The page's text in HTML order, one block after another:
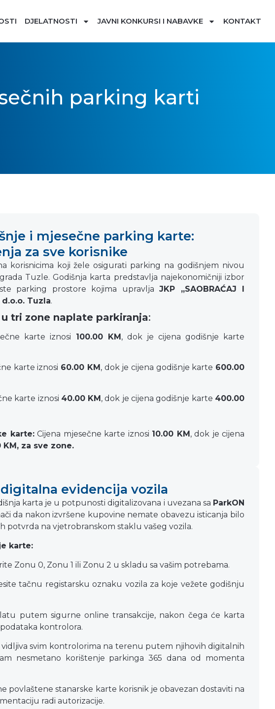
DJELATNOSTI JAVNI KONKURSI I NABAVKE KONTAKT
parking karti
i mjesečne parking karte:
za sve korisnike
korisnicima koji žele osigurati parking na godišnjem nivou
Tuzle. Godišnja karta predstavlja najekonomičniji izbor
parking prostore kojima upravljaJKP „SAOBRAĆAJ I
d.o.o. Tuzla.
tri zone naplate parkiranja:
karte iznosi 100.00 KM, dok je cijena godišnje karte
karte iznosi 60.00 KM , dok je cijena godišnje karte 600.00
karte iznosi 40.00 KM, dok je cijena godišnje karte 400.00
karte:Cijena mjesečne karte iznosi 10.00 KM, dok je cijena
KM, za sve zone.
evidencija vozila
karta je u potpunosti digitalizovana i uvezana sa ParkON
da nakon izvršene kupovine nemate obavezu isticanja bilo
potvrda na vjetrobranskom staklu vašeg vozila.
karte:
Zonu 0, Zonu 1 ili Zonu 2 u skladu sa vašim potrebama.
tačnu registarsku oznaku vozila za koje vežete godišnju
putem sigurne online transakcije, nakon čega će karta
kontrolora.
svim kontrolorima na terenu putem njihovih digitalnih
nesmetano korištenje parkinga 365 dana od momenta
povlaštene stanarske karte korisnik je obavezan dostaviti na
radi autorizacije.